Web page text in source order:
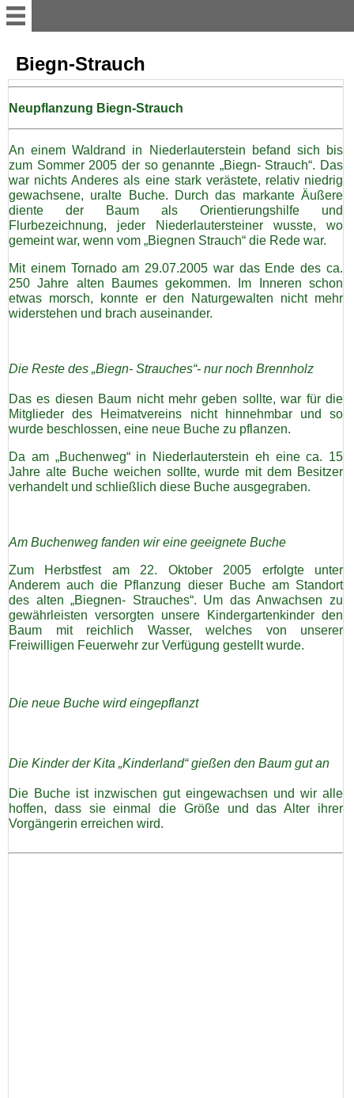
Aktuelles
Übersicht
Vereinsvorstand
Vereinsgruppen
Vereinshaus
Projekte
Satzung/Formulare
Vereinschronik
Vereinshymne
Fotogalerie
Mitgliederbereich
Sponsoren
Gästebuch
Biegn-Strauch
Neupflanzung Biegn-Strauch
An einem Waldrand in Niederlauterstein befand sich bis
zum Sommer 2005 der so genannte „Biegn- Strauch“. Das
war nichts Anderes als eine stark verästete, relativ niedrig
gewachsene, uralte Buche. Durch das markante Äußere
diente der Baum als Orientierungshilfe und
Flurbezeichnung, jeder Niederlautersteiner wusste, wo
gemeint war, wenn vom „Biegnen Strauch“ die Rede war.
Mit einem Tornado am 29.07.2005 war das Ende des ca.
250 Jahre alten Baumes gekommen. Im Inneren schon
etwas morsch, konnte er den Naturgewalten nicht mehr
widerstehen und brach auseinander.
Die Reste des „Biegn- Strauches“- nur noch Brennholz
Das es diesen Baum nicht mehr geben sollte, war für die
Mitglieder des Heimatvereins nicht hinnehmbar und so
wurde beschlossen, eine neue Buche zu pflanzen.
Da am „Buchenweg“ in Niederlauterstein eh eine ca. 15
Jahre alte Buche weichen sollte, wurde mit dem Besitzer
verhandelt und schließlich diese Buche ausgegraben.
Am Buchenweg fanden wir eine geeignete Buche
Zum Herbstfest am 22. Oktober 2005 erfolgte unter
Anderem auch die Pflanzung dieser Buche am Standort
des alten „Biegnen- Strauches“. Um das Anwachsen zu
gewährleisten versorgten unsere Kindergartenkinder den
Baum mit reichlich Wasser, welches von unserer
Freiwilligen Feuerwehr zur Verfügung gestellt wurde.
Die neue Buche wird eingepflanzt
Die Kinder der Kita „Kinderland“ gießen den Baum gut an
Die Buche ist inzwischen gut eingewachsen und wir alle
hoffen, dass sie einmal die Größe und das Alter ihrer
Vorgängerin erreichen wird.